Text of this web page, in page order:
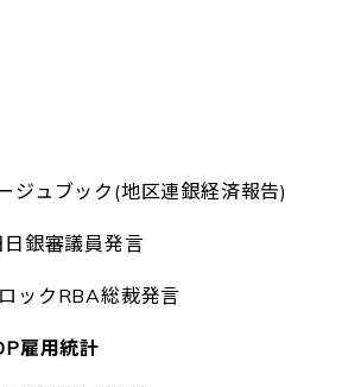
ュブック(地区連銀経済報告)
銀審議員発言
クRBA総裁発言
雇用統計